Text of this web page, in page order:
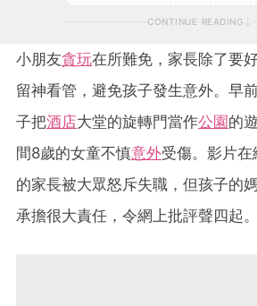
CONTINUE READING
小朋友貪玩在所難免，家長除了要
留神看管，避免孩子發生意外。早
子把酒店大堂的旋轉門當作公園的
間8歲的女童不慎意外受傷。影片
的家長被大眾怒斥失職，但孩子的
承擔很大責任，令網上批評聲四起。